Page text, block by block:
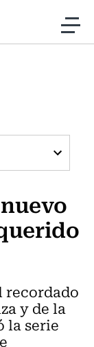
recordado
y de la
la serie